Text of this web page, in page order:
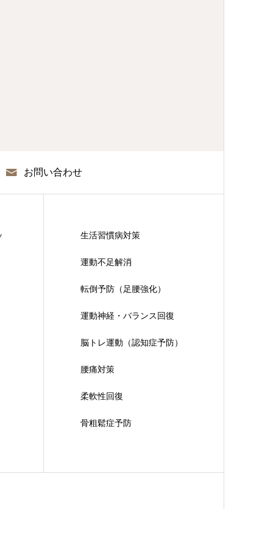
お問い合わせ
生活習慣病対策
運動不足解消
転倒予防（足腰強化）
運動神経・バランス回復
脳トレ運動（認知症予防）
腰痛対策
柔軟性回復
骨粗鬆症予防